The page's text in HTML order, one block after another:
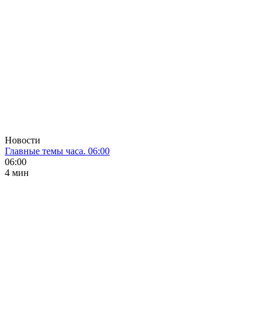
Новости
Главные темы часа. 06:00
06:00
4 мин